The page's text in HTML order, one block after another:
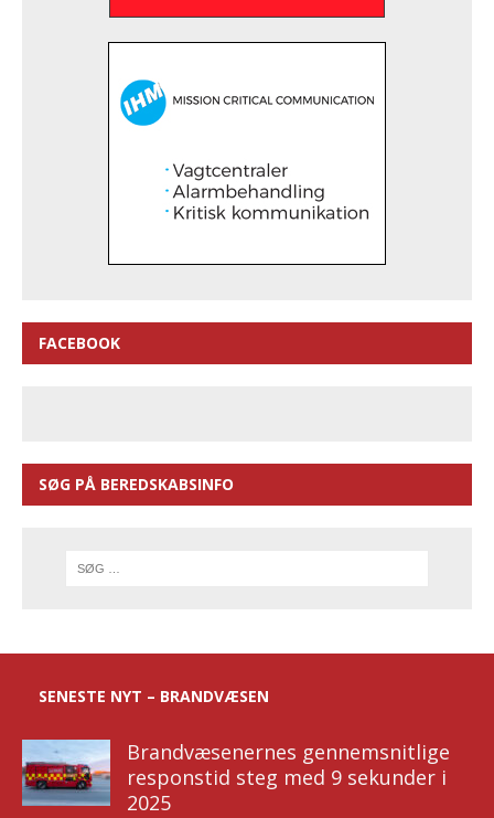
FACEBOOK
SØG PÅ BEREDSKABSINFO
SENESTE NYT – BRANDVÆSEN
Brandvæsenernes gennemsnitlige
responstid steg med 9 sekunder i
2025